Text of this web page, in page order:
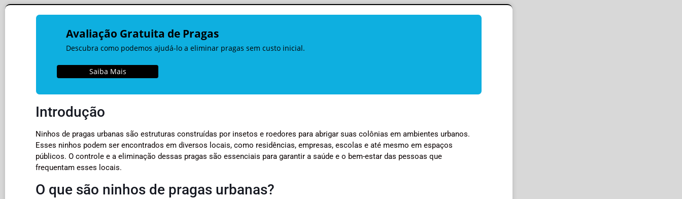
Avaliação Gratuita de Pragas
Descubra como podemos ajudá-lo a eliminar pragas sem custo inicial.
Saiba Mais
Introdução
Ninhos de pragas urbanas são estruturas construídas por insetos e roedores para abrigar suas colônias em ambientes urbanos.
Esses ninhos podem ser encontrados em diversos locais, como residências, empresas, escolas e até mesmo em espaços
públicos. O controle e a eliminação dessas pragas são essenciais para garantir a saúde e o bem-estar das pessoas que
frequentam esses locais.
O que são ninhos de pragas urbanas?